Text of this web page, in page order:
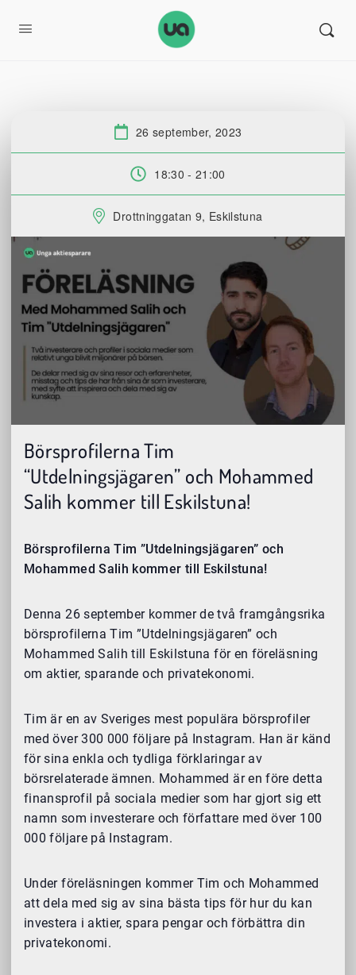
Datum:
26 september, 2023
Tid:
18:30 - 21:00
Plats:
Drottninggatan 9, Eskilstuna
Börsprofilerna Tim
“Utdelningsjägaren” och Mohammed
Salih kommer till Eskilstuna!
Börsprofilerna Tim ”Utdelningsjägaren” och
Mohammed Salih kommer till Eskilstuna!
Denna 26 september kommer de två framgångsrika
börsprofilerna Tim ”Utdelningsjägaren” och
Mohammed Salih till Eskilstuna för en föreläsning
om aktier, sparande och privatekonomi.
Tim är en av Sveriges mest populära börsprofiler
med över 300 000 följare på Instagram. Han är känd
för sina enkla och tydliga förklaringar av
börsrelaterade ämnen. Mohammed är en före detta
finansprofil på sociala medier som har gjort sig ett
namn som investerare och författare med över 100
000 följare på Instagram.
Under föreläsningen kommer Tim och Mohammed
att dela med sig av sina bästa tips för hur du kan
investera i aktier, spara pengar och förbättra din
privatekonomi.